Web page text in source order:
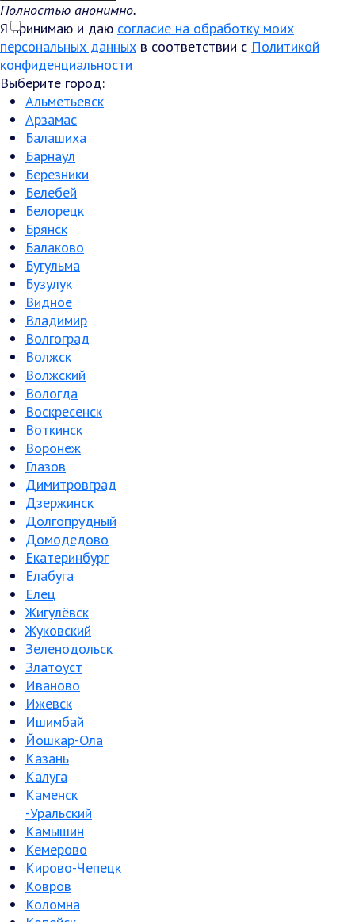
Полностью анонимно.
Я принимаю и даю согласие на обработку моих
персональных данных в соответствии с Политикой
конфиденциальности
Выберите город:
Альметьевск
Арзамас
Балашиха
Барнаул
Березники
Белебей
Белорецк
Брянск
Балаково
Бугульма
Бузулук
Видное
Владимир
Волгоград
Волжск
Волжский
Вологда
Воскресенск
Воткинск
Воронеж
Глазов
Димитровград
Дзержинск
Долгопрудный
Домодедово
Екатеринбург
Елабуга
Елец
Жигулёвск
Жуковский
Зеленодольск
Златоуст
Иваново
Ижевск
Ишимбай
Йошкар-Ола
Казань
Калуга
Каменск
-Уральский
Камышин
Кемерово
Кирово-Чепецк
Ковров
Коломна